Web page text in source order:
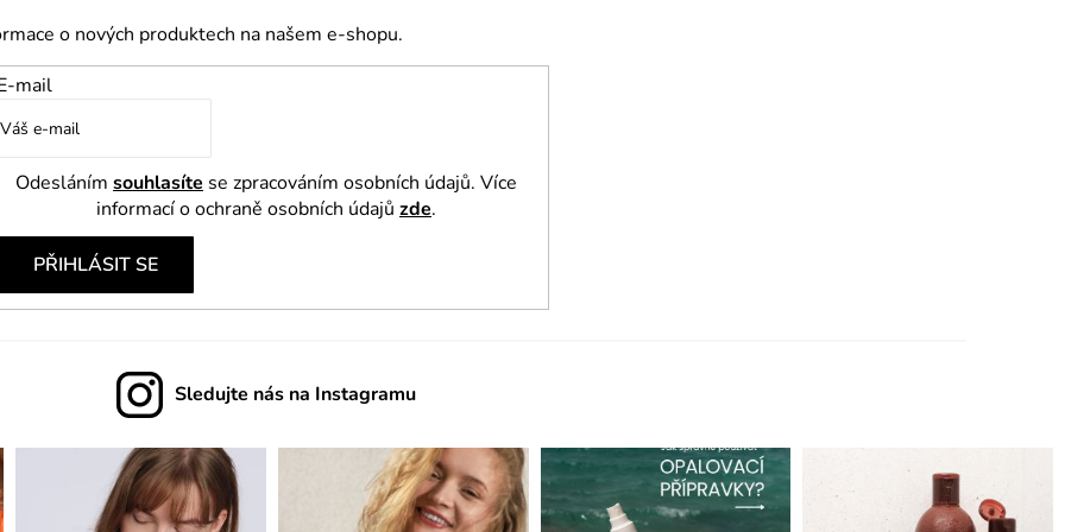
y
i
o nových produktech na našem e-shopu.
mail
Odesláním souhlasíte se zpracováním osobních údajů. Více
informací o ochraně osobních údajů zde.
PŘIHLÁSIT SE
Sledujte nás na Instagramu